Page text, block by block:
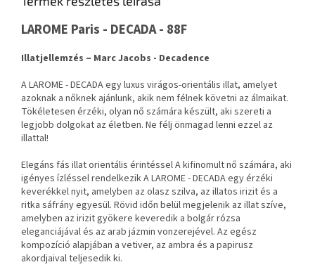
LAROME Paris - DECADA - 88F
Illatjellemzés – Marc Jacobs - Decadence
A LAROME - DECADA egy luxus virágos-orientális illat, amelyet
azoknak a nőknek ajánlunk, akik nem félnek követni az álmaikat.
Tökéletesen érzéki, olyan nő számára készült, aki szereti a
legjobb dolgokat az életben. Ne félj önmagad lenni ezzel az
illattal!
Elegáns fás illat orientális érintéssel A kifinomult nő számára, aki
igényes ízléssel rendelkezik A LAROME - DECADA egy érzéki
keverékkel nyit, amelyben az olasz szilva, az illatos irizit és a
ritka sáfrány egyesül. Rövid időn belül megjelenik az illat szíve,
amelyben az irizit gyökere keveredik a bolgár rózsa
eleganciájával és az arab jázmin vonzerejével. Az egész
kompozíció alapjában a vetiver, az ambra és a papirusz
akordjaival teljesedik ki.